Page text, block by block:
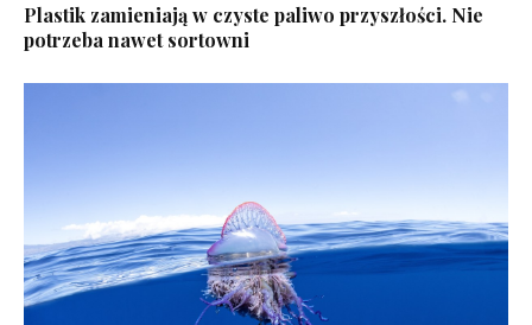
Plastik zamieniają w czyste paliwo przyszłości. Nie
potrzeba nawet sortowni